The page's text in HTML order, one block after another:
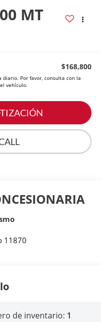
MT
$168,800
Por favor, consulta con la
vehículo.
11870
de inventario: 1